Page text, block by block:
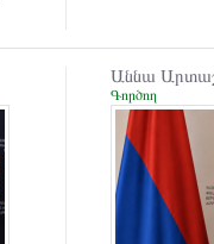
Աննա
Գործող